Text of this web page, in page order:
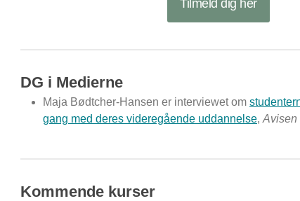
Tilmeld dig her
DG i Medierne
Maja Bødtcher-Hansen er interviewet om
gang med deres videregående uddannelse, Avisen
Kommende kurser